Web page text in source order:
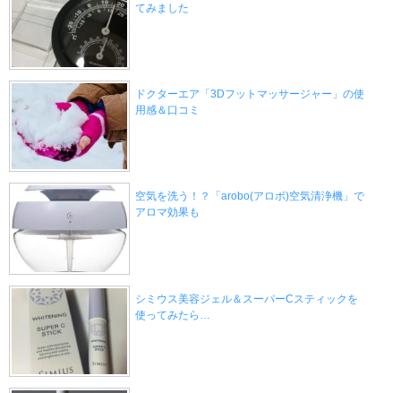
てみました
ドクターエア「3Dフットマッサージャー」の使
用感＆口コミ
空気を洗う！？「arobo(アロボ)空気清浄機」で
アロマ効果も
シミウス美容ジェル＆スーパーCスティックを
使ってみたら…